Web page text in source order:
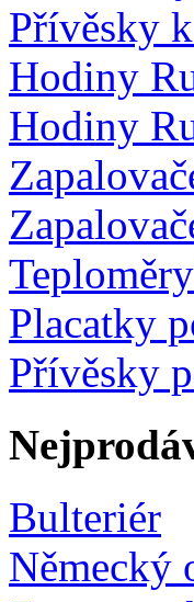
Přívěsky
Hodiny
Hodiny
Placatky
Přívěsky
Bulteriér
Německý